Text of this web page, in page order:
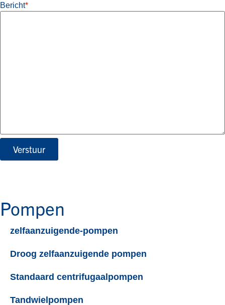
Bericht*
Verstuur
Pompen
zelfaanzuigende-pompen
Droog zelfaanzuigende pompen
Standaard centrifugaalpompen​
Tandwielpompen